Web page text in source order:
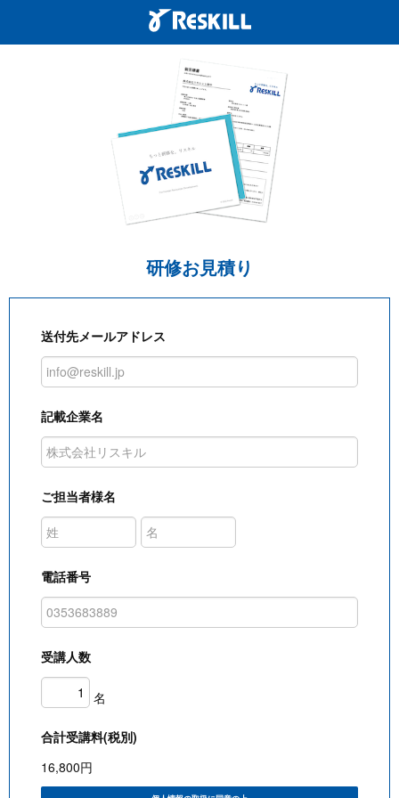
研修お見積り
送付先メールアドレス
記載企業名
ご担当者様名
電話番号
受講人数
名
合計受講料(税別)
16,800円